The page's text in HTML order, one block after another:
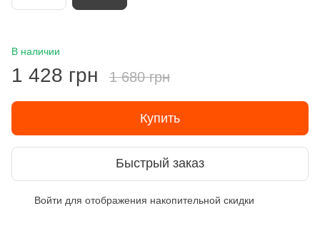
В наличии
1 428 грн 1 680 грн
Купить
Быстрый заказ
Войти для отображения накопительной скидки